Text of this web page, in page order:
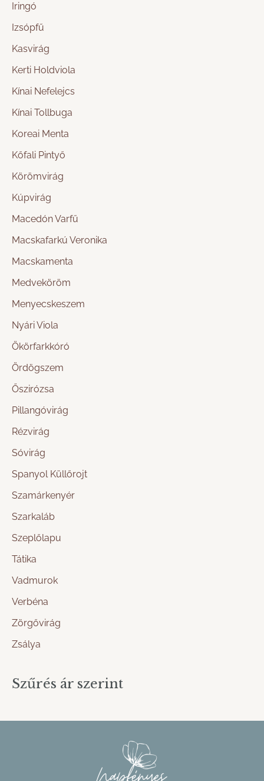
Iringó
Izsópfű
Kasvirág
Kerti Holdviola
Kínai Nefelejcs
Kínai Tollbuga
Koreai Menta
Kőfali Pintyő
Körömvirág
Kúpvirág
Macedón Varfű
Macskafarkú Veronika
Macskamenta
Medveköröm
Menyecskeszem
Nyári Viola
Ökörfarkkóró
Ördögszem
Őszirózsa
Pillangóvirág
Rézvirág
Sóvirág
Spanyol Küllőrojt
Szamárkenyér
Szarkaláb
Szeplőlapu
Tátika
Vadmurok
Verbéna
Zörgővirág
Zsálya
Szűrés ár szerint